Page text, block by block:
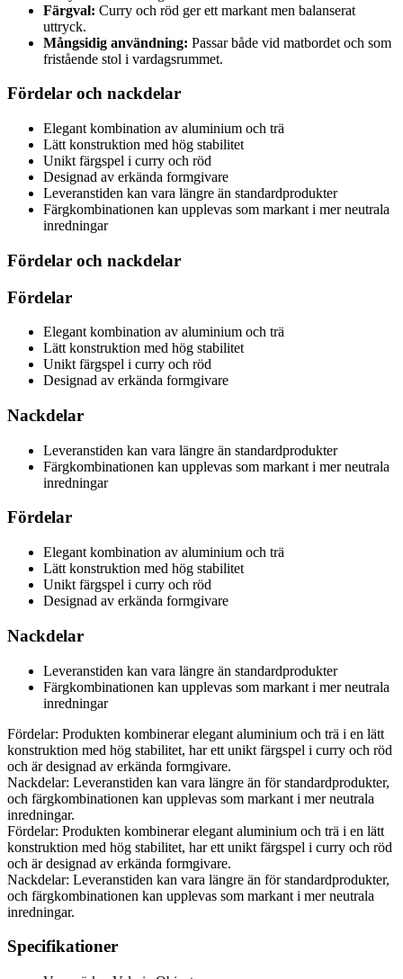
Färgval: Curry och röd ger ett markant men balanserat
uttryck.
Mångsidig användning: Passar både vid matbordet och som
fristående stol i vardagsrummet.
Fördelar och nackdelar
Elegant kombination av aluminium och trä
Lätt konstruktion med hög stabilitet
Unikt färgspel i curry och röd
Designad av erkända formgivare
Leveranstiden kan vara längre än standardprodukter
Färgkombinationen kan upplevas som markant i mer neutrala
inredningar
Fördelar och nackdelar
Fördelar
Elegant kombination av aluminium och trä
Lätt konstruktion med hög stabilitet
Unikt färgspel i curry och röd
Designad av erkända formgivare
Nackdelar
Leveranstiden kan vara längre än standardprodukter
Färgkombinationen kan upplevas som markant i mer neutrala
inredningar
Fördelar
Elegant kombination av aluminium och trä
Lätt konstruktion med hög stabilitet
Unikt färgspel i curry och röd
Designad av erkända formgivare
Nackdelar
Leveranstiden kan vara längre än standardprodukter
Färgkombinationen kan upplevas som markant i mer neutrala
inredningar
Fördelar: Produkten kombinerar elegant aluminium och trä i en lätt
konstruktion med hög stabilitet, har ett unikt färgspel i curry och röd
och är designad av erkända formgivare.
Nackdelar: Leveranstiden kan vara längre än för standardprodukter,
och färgkombinationen kan upplevas som markant i mer neutrala
inredningar.
Fördelar: Produkten kombinerar elegant aluminium och trä i en lätt
konstruktion med hög stabilitet, har ett unikt färgspel i curry och röd
och är designad av erkända formgivare.
Nackdelar: Leveranstiden kan vara längre än för standardprodukter,
och färgkombinationen kan upplevas som markant i mer neutrala
inredningar.
Specifikationer